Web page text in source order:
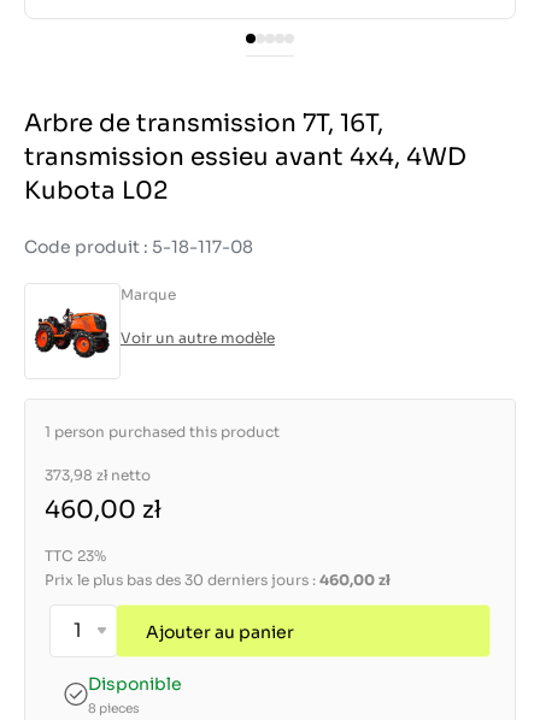
Arbre de transmission 7T, 16T,
transmission essieu avant 4x4, 4WD
Kubota L02
Code produit : 5-18-117-08
Marque
Voir un autre modèle
1 person purchased this product
373,98 zł netto
460,00 zł
TTC 23%
Prix le plus bas des 30 derniers jours : 460,00 zł
Ajouter au panier
Disponible
8 pieces